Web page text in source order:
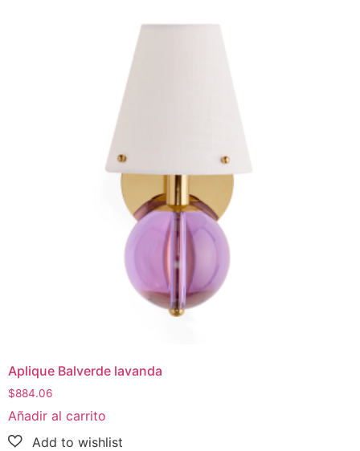
Aplique Balverde lavanda
$884.06
Añadir al carrito